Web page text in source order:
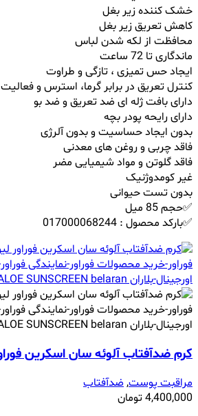
خشک کننده زیر بغل
کاهش تعریق زیر بغل
محافظت از لکه شدن لباس
ماندگاری تا 72 ساعت
ایجاد حس تمیزی ، تازگی و طراوت
کنترل تعریق در برابر گرما، استرس و فعالیت
دارای بافت ژله ای ضد تعریق و ضد بو
دارای رایحه پودر بچه
بدون ایجاد حساسیت و بدون آلرژی
فاقد چربی و روغن های معدنی
فاقد گلوتن و مواد شیمیایی مضر
غیر کومدوژنیک
بدون تست حیوانی
✅حجم 85 میل
✅بارکد محصول : 017000068244
کرم ضدآفتاب آلوئه سان اسکرین
مراقبت پوست,ضدآفتاب
4,400,000تومان